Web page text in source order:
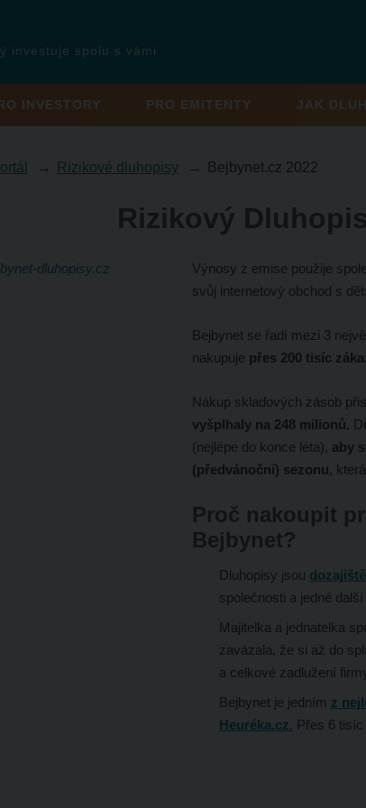
investuje spolu s vámi
INVESTORY PRO EMITENTY JAK
Rizikové dluhopisy Bejbynet.cz 2022
Rizikový
Výnosy z emise použije
svůj internetový obchod s
Bejbynet se řadí mezi 3
nakupuje přes 200 tisíc
Nákup skladových zásob
vyšplhaly na 248 milionů.
(nejlépe do konce léta), aby
(předvánoční) sezonu,
Proč nakoupit
Bejbynet?
Dluhopisy jsou
společnosti a jedné další
Majitelka a jednatelka
zavázala, že si až do
a celkové zadlužení
Bejbynet je jedním z
Heuréka.cz. Přes 6